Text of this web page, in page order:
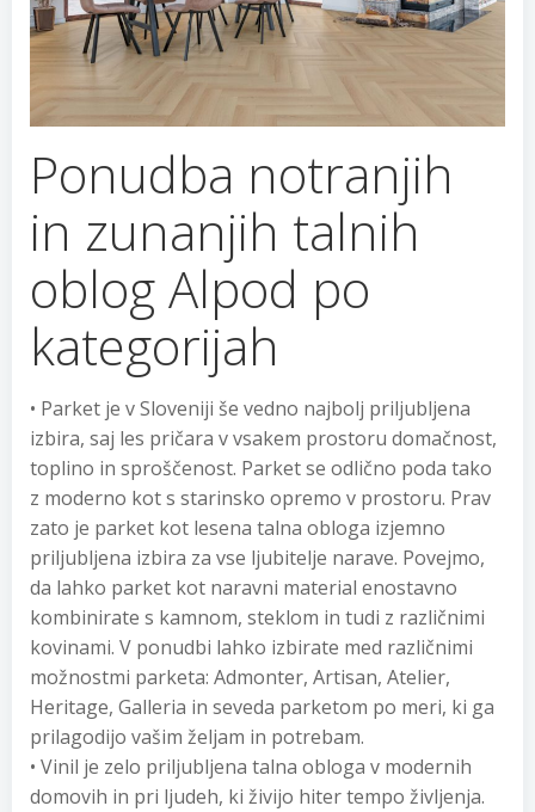
Ponudba notranjih
in zunanjih talnih
oblog Alpod po
kategorijah
• Parket je v Sloveniji še vedno najbolj priljubljena
izbira, saj les pričara v vsakem prostoru domačnost,
toplino in sproščenost. Parket se odlično poda tako
z moderno kot s starinsko opremo v prostoru. Prav
zato je parket kot lesena talna obloga izjemno
priljubljena izbira za vse ljubitelje narave. Povejmo,
da lahko parket kot naravni material enostavno
kombinirate s kamnom, steklom in tudi z različnimi
kovinami. V ponudbi lahko izbirate med različnimi
možnostmi parketa: Admonter, Artisan, Atelier,
Heritage, Galleria in seveda parketom po meri, ki ga
prilagodijo vašim željam in potrebam.
• Vinil je zelo priljubljena talna obloga v modernih
domovih in pri ljudeh, ki živijo hiter tempo življenja.